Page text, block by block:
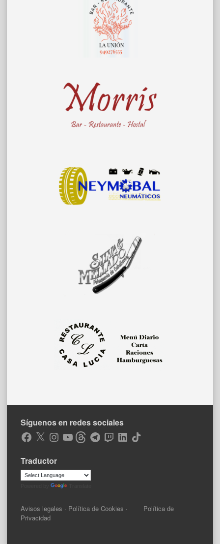
Síguenos en redes sociales
Facebook
X Instagram
YouTubeThreadsTelegramTwitchLinkedIn
TikTok
Traductor
Avisos legales · Política de Cookies · Política de
Privacidad